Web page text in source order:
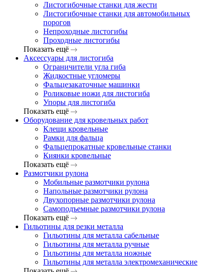
Листогибочные станки для жести
Листогибочные станки для автомобильных
порогов
Непроходные листогибы
Проходные листогибы
Показать ещё
Аксессуары для листогиба
Ограничители угла гиба
Жидкостные угломеры
Фальцезакаточные машинки
Роликовые ножи для листогиба
Упоры для листогиба
Показать ещё
Оборудование для кровельных работ
Клещи кровельные
Рамки для фальца
Фальцепрокатные кровельные станки
Киянки кровельные
Показать ещё
Размотчики рулона
Мобильные размотчики рулона
Напольные размотчики рулона
Двухопорные размотчики рулона
Самоподъемные размотчики рулона
Показать ещё
Гильотины для резки металла
Гильотины для металла сабельные
Гильотины для металла ручные
Гильотины для металла ножные
Гильотины для металла электромеханические